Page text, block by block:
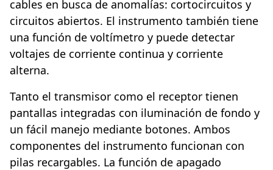
cables en busca de anomalías: cortocircuitos y
circuitos abiertos. El instrumento también tiene
una función de voltímetro y puede detectar
voltajes de corriente continua y corriente
alterna.
Tanto el transmisor como el receptor tienen
pantallas integradas con iluminación de fondo y
un fácil manejo mediante botones. Ambos
componentes del instrumento funcionan con
pilas recargables. La función de apagado